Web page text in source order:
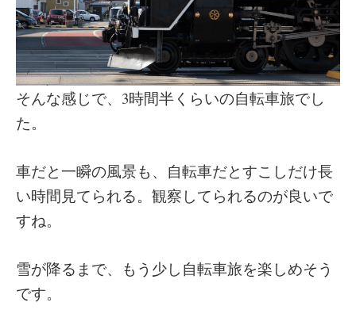
そんな感じで、3時間半くらいの自転車旅でし
た。
車だと一瞬の風景も、自転車だとすこしだけ長
い時間見てられる。観察してられるのが良いで
すね。
雪が降るまで、もう少し自転車旅を楽しめそう
です。